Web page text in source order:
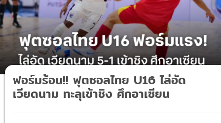
ฟอร์มร้อน!! ฟุตซอลไทย U16 ไล่อัด
เวียดนาม ทะลุเข้าชิง ศึกอาเซียน